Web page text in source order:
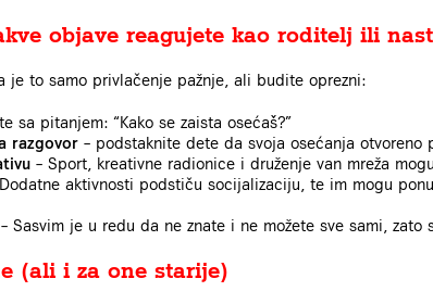
objave reagujete kao roditelj ili
je to samo privlačenje pažnje, ali budite oprezni:
sa pitanjem: “Kako se zaista osećaš?”
razgovor – podstaknite dete da svoja osećanja otvoreno
– Sport, kreativne radionice i druženje van mreža
aktivnosti podstiču socijalizaciju, te im mogu
– Sasvim je u redu da ne znate i ne možete sve sami, zato
(ali i za one starije)